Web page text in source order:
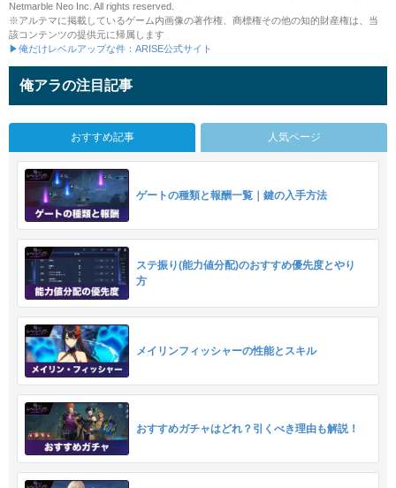
Netmarble Neo Inc. All rights reserved.
※アルテマに掲載しているゲーム内画像の著作権、商標権その他の知的財産権は、当
該コンテンツの提供元に帰属します
▶俺だけレベルアップな件：ARISE公式サイト
俺アラの注目記事
おすすめ記事 人気ページ
ゲートの種類と報酬一覧｜鍵の入手方法
ステ振り(能力値分配)のおすすめ優先度とやり
方
メイリンフィッシャーの性能とスキル
おすすめガチャはどれ？引くべき理由も解説！